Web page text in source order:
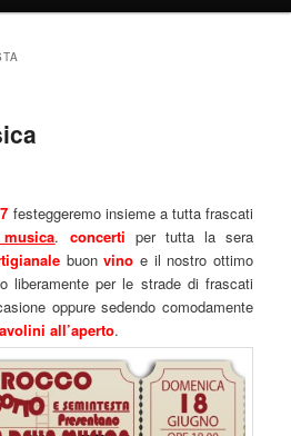
festeggeremo insieme a tutta frascati
. concerti per tutta la sera
buonvino e il nostro ottimo
liberamente per le strade di frascati
oppure sedendo comodamente
all’aperto.